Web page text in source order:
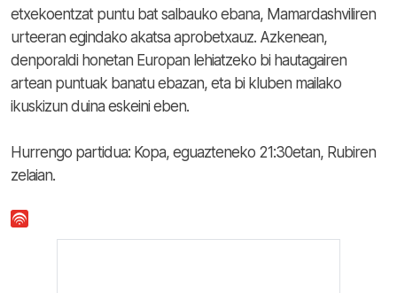
etxekoentzat puntu bat salbauko ebana, Mamardashviliren
urteeran egindako akatsa aprobetxauz. Azkenean,
denporaldi honetan Europan lehiatzeko bi hautagairen
artean puntuak banatu ebazan, eta bi kluben mailako
ikuskizun duina eskeini eben.
Hurrengo partidua: Kopa, eguazteneko 21:30etan, Rubiren
zelaian.